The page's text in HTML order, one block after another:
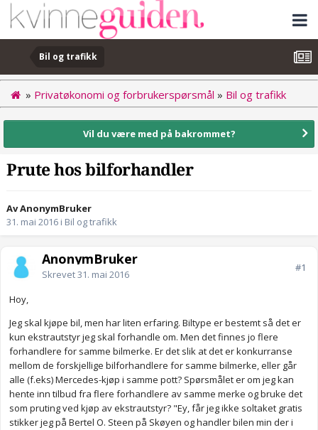
Bil og trafikk
» Privatøkonomi og forbrukerspørsmål » Bil og trafikk
Vil du være med på bakrommet?
Prute hos bilforhandler
Av AnonymBruker
31. mai 2016 i Bil og trafikk
AnonymBruker
Skrevet31. mai 2016
#1
Hoy,
Jeg skal kjøpe bil, men har liten erfaring. Biltype er bestemt så det er
kun ekstrautstyr jeg skal forhandle om. Men det finnes jo flere
forhandlere for samme bilmerke. Er det slik at det er konkurranse
mellom de forskjellige bilforhandlere for samme bilmerke, eller går
alle (f.eks) Mercedes-kjøp i samme pott? Spørsmålet er om jeg kan
hente inn tilbud fra flere forhandlere av samme merke og bruke det
som pruting ved kjøp av ekstrautstyr? "Ey, får jeg ikke soltaket gratis
stikker jeg på Bertel O. Steen på Skøyen og handler bilen min der i